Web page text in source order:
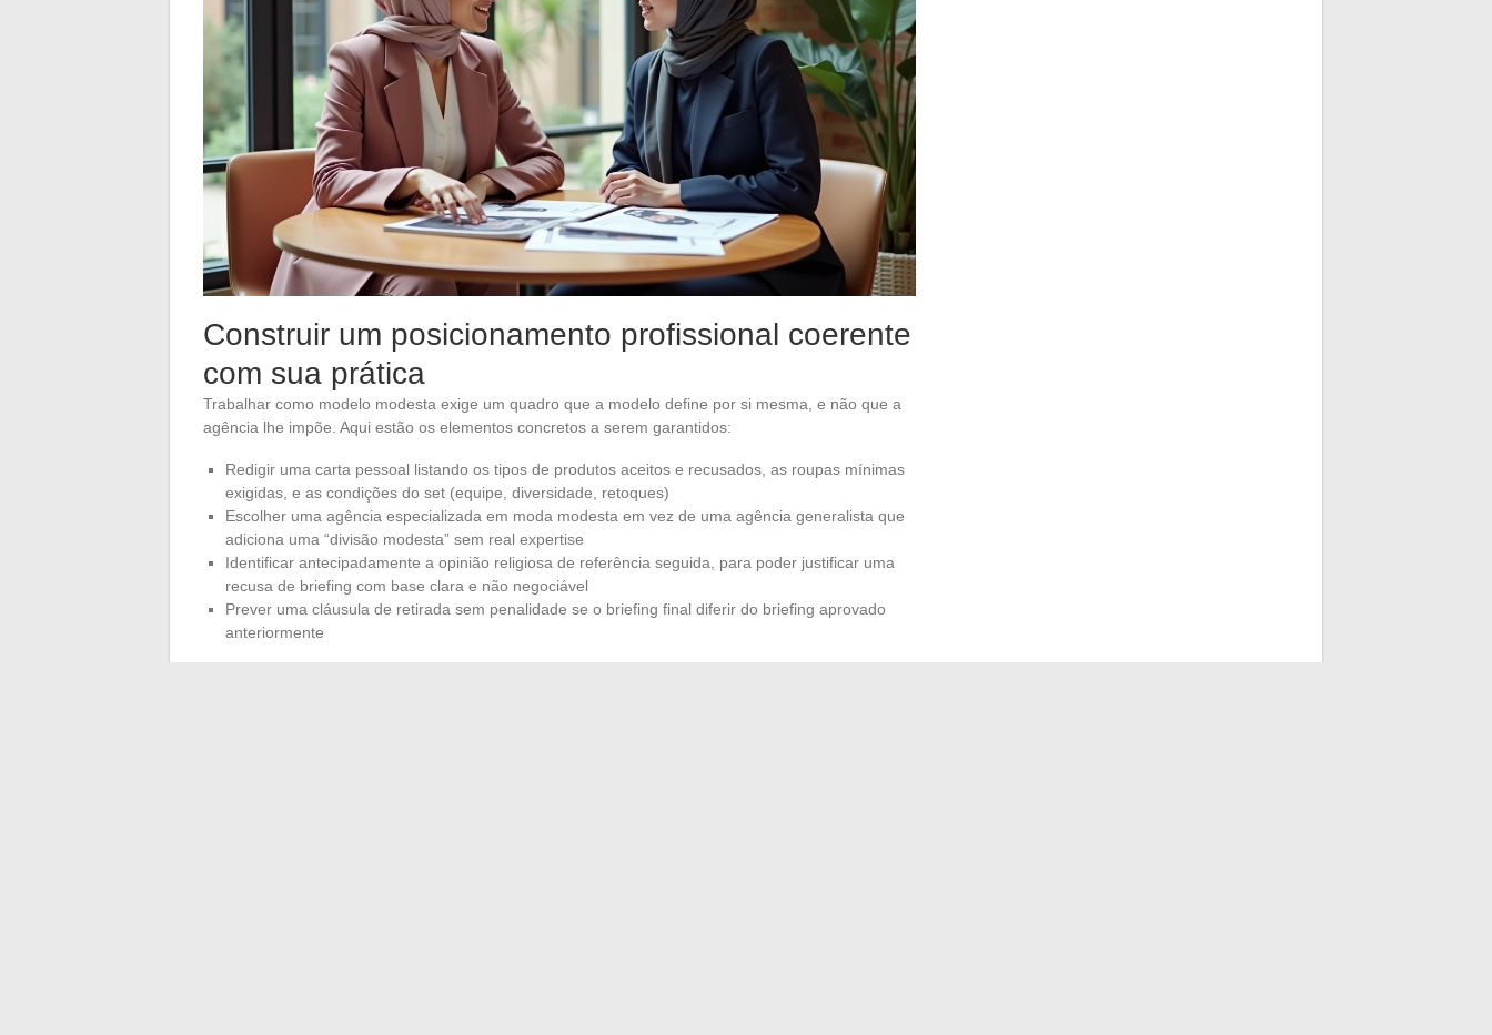
Construir um posicionamento profissional coerente
com sua prática
Trabalhar como modelo modesta exige um quadro que a modelo define por si mesma, e não que a
agência lhe impõe. Aqui estão os elementos concretos a serem garantidos:
Redigir uma carta pessoal listando os tipos de produtos aceitos e recusados, as roupas mínimas
exigidas, e as condições do set (equipe, diversidade, retoques)
Escolher uma agência especializada em moda modesta em vez de uma agência generalista que
adiciona uma “divisão modesta” sem real expertise
Identificar antecipadamente a opinião religiosa de referência seguida, para poder justificar uma
recusa de briefing com base clara e não negociável
Prever uma cláusula de retirada sem penalidade se o briefing final diferir do briefing aprovado
anteriormente